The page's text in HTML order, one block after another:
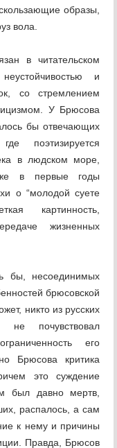
образы,
вола.
в читательском
и
со стремлением
У Брюсова
бы отвечающих
поэтизируется
в людском море,
в первые годы
о “молодой суете
картинность,
жизненных
бы, несоединимых
брюсовской
никто из русских
почувствовал
его
Брюсова критика
это суждение
был давно мертв,
распалось, а сам
к нему и причины
Правда, Брюсов